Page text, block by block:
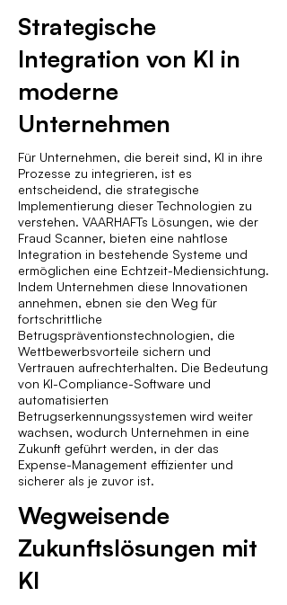
Strategische
Integration von KI in
moderne
Unternehmen
Für Unternehmen, die bereit sind, KI in ihre
Prozesse zu integrieren, ist es
entscheidend, die strategische
Implementierung dieser Technologien zu
verstehen. VAARHAFTs Lösungen, wie der
Fraud Scanner, bieten eine nahtlose
Integration in bestehende Systeme und
ermöglichen eine Echtzeit-Mediensichtung.
Indem Unternehmen diese Innovationen
annehmen, ebnen sie den Weg für
fortschrittliche
Betrugspräventionstechnologien, die
Wettbewerbsvorteile sichern und
Vertrauen aufrechterhalten. Die Bedeutung
von KI-Compliance-Software und
automatisierten
Betrugserkennungssystemen wird weiter
wachsen, wodurch Unternehmen in eine
Zukunft geführt werden, in der das
Expense-Management effizienter und
sicherer als je zuvor ist.
Wegweisende
Zukunftslösungen mit
KI